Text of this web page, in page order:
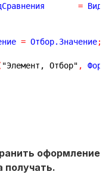
		ЭлементОтбор.ВидСравнения
=
= Отбор.Значение;
"Элемент, Отбор" ,
оформление
получать.